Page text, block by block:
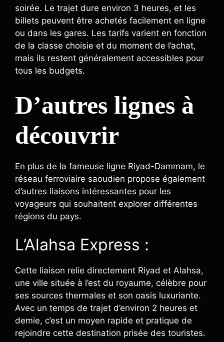
soirée. Le trajet dure environ 3 heures, et les
billets peuvent être achetés facilement en ligne
ou dans les gares. Les tarifs varient en fonction
de la classe choisie et du moment de l’achat,
mais ils restent généralement accessibles pour
tous les budgets.
D’autres lignes à
découvrir
En plus de la fameuse ligne Riyad-Dammam, le
réseau ferroviaire saoudien propose également
d’autres liaisons intéressantes pour les
voyageurs qui souhaitent explorer différentes
régions du pays.
L’Alahsa Express :
Cette liaison relie directement Riyad et Alahsa,
une ville située à l’est du royaume, célèbre pour
ses sources thermales et son oasis luxuriante.
Avec un temps de trajet d’environ 2 heures et
demie, c’est un moyen rapide et pratique de
rejoindre cette destination prisée des touristes.